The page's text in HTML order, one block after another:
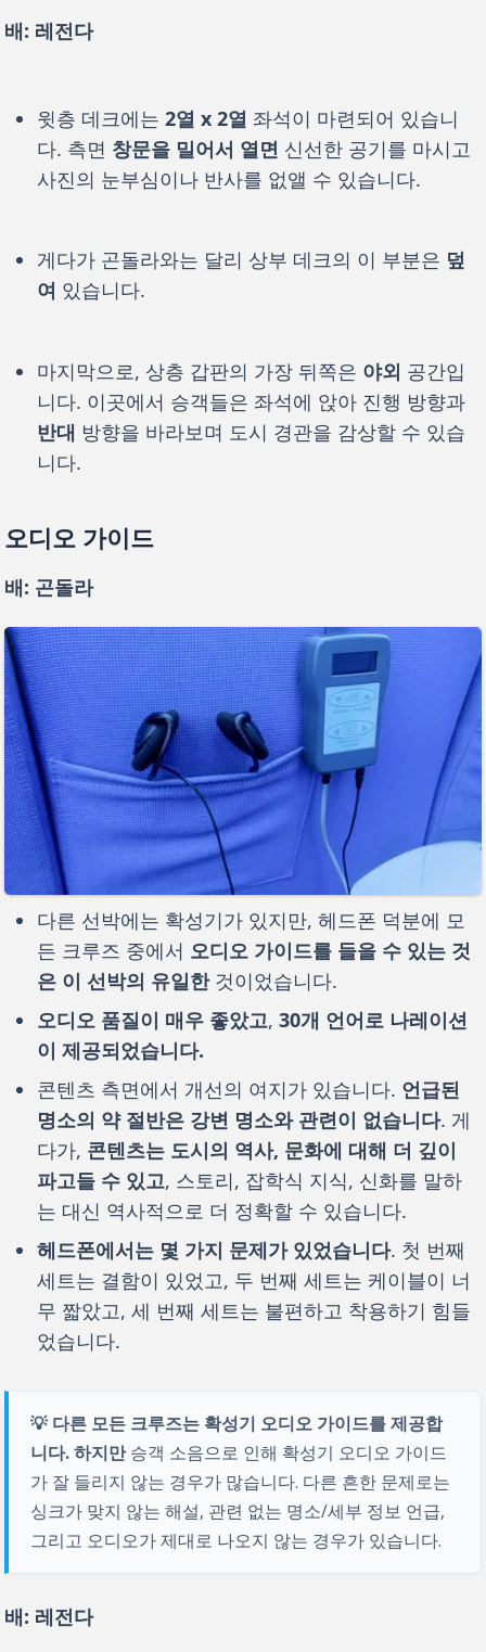
배: 레전다
윗층 데크에는2열 x 2열 좌석이 마련되어 있습니
다. 측면 창문을 밀어서 열면 신선한 공기를 마시고
사진의 눈부심이나 반사를 없앨 수 있습니다.
게다가 곤돌라와는 달리 상부 데크의 이 부분은 덮
여 있습니다.
마지막으로, 상층 갑판의 가장 뒤쪽은 야외 공간입
니다. 이곳에서 승객들은 좌석에 앉아 진행 방향과
반대 방향을 바라보며 도시 경관을 감상할 수 있습
니다.
오디오 가이드
배: 곤돌라
다른 선박에는 확성기가 있지만, 헤드폰 덕분에 모
든 크루즈 중에서 오디오 가이드를 들을 수 있는 것
은 이 선박의 유일한것이었습니다.
오디오 품질이 매우 좋았고,30개 언어로 나레이션
이 제공되었습니다.
콘텐츠 측면에서 개선의 여지가 있습니다. 언급된
명소의 약 절반은 강변 명소와 관련이 없습니다. 게
다가, 콘텐츠는 도시의 역사, 문화에 대해 더 깊이
파고들 수 있고, 스토리, 잡학식 지식, 신화를 말하
는 대신 역사적으로 더 정확할 수 있습니다.
헤드폰에서는 몇 가지 문제가 있었습니다. 첫 번째
세트는 결함이 있었고, 두 번째 세트는 케이블이 너
무 짧았고, 세 번째 세트는 불편하고 착용하기 힘들
었습니다.
💡 다른 모든 크루즈는 확성기 오디오 가이드를 제공합
니다. 하지만승객 소음으로 인해 확성기 오디오 가이드
가 잘 들리지 않는 경우가 많습니다. 다른 흔한 문제로는
싱크가 맞지 않는 해설, 관련 없는 명소/세부 정보 언급,
그리고 오디오가 제대로 나오지 않는 경우가 있습니다.
배: 레전다